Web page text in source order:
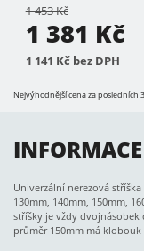
1 453 Kč
1 381 Kč
1 141 Kč bez DPH
Nejvýhodnější cena za posledních
INFORMACE
Univerzální nerezová
130mm, 140mm, 150mm,
stříšky je vždy
průměr 150mm má